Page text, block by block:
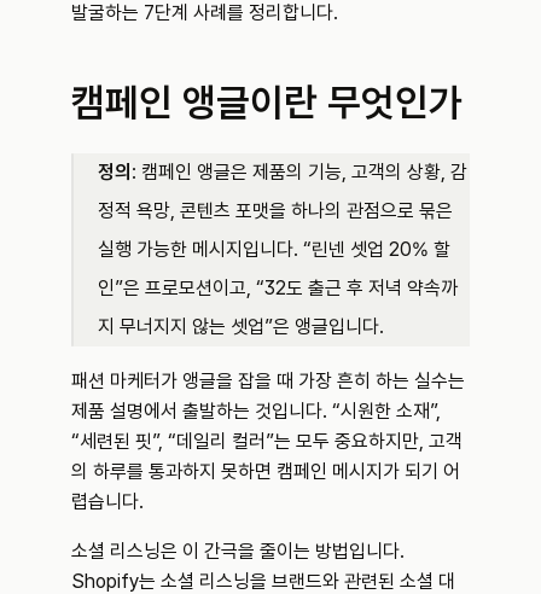
발굴하는 7단계 사례를 정리합니다.
캠페인 앵글이란 무엇인가
정의 : 캠페인 앵글은 제품의 기능, 고객의 상황, 감
정적 욕망, 콘텐츠 포맷을 하나의 관점으로 묶은
실행 가능한 메시지입니다. “린넨 셋업 20% 할
인”은 프로모션이고, “32도 출근 후 저녁 약속까
지 무너지지 않는 셋업”은 앵글입니다.
패션 마케터가 앵글을 잡을 때 가장 흔히 하는 실수는
제품 설명에서 출발하는 것입니다. “시원한 소재”,
“세련된 핏”, “데일리 컬러”는 모두 중요하지만, 고객
의 하루를 통과하지 못하면 캠페인 메시지가 되기 어
렵습니다.
소셜 리스닝은 이 간극을 줄이는 방법입니다.
Shopify는 소셜 리스닝을 브랜드와 관련된 소셜 대